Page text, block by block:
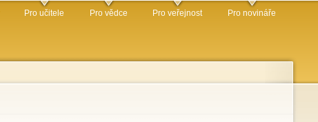
Pro učitele Pro vědce Pro veřejnost Pro novináře